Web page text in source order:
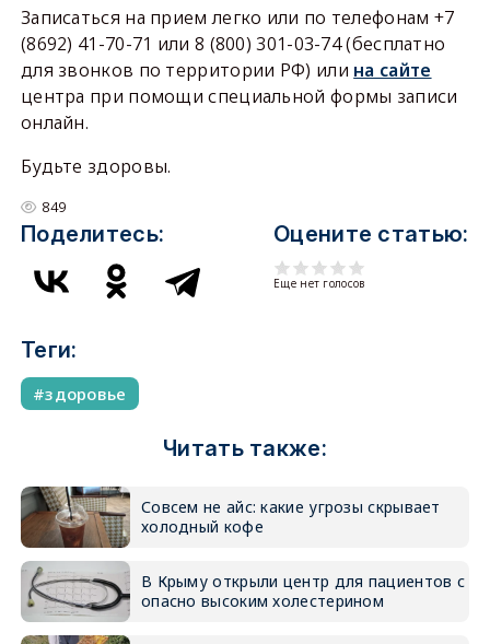
Записаться на прием легко или по телефонам +7
(8692) 41-70-71 или 8 (800) 301-03-74 (бесплатно
для звонков по территории РФ) или на сайте
центра при помощи специальной формы записи
онлайн.
Будьте здоровы.
849
Поделитесь: Оцените статью:
Еще нет голосов
Теги:
здоровье
Читать также:
Совсем не айс: какие угрозы скрывает
холодный кофе
В Крыму открыли центр для пациентов с
опасно высоким холестерином